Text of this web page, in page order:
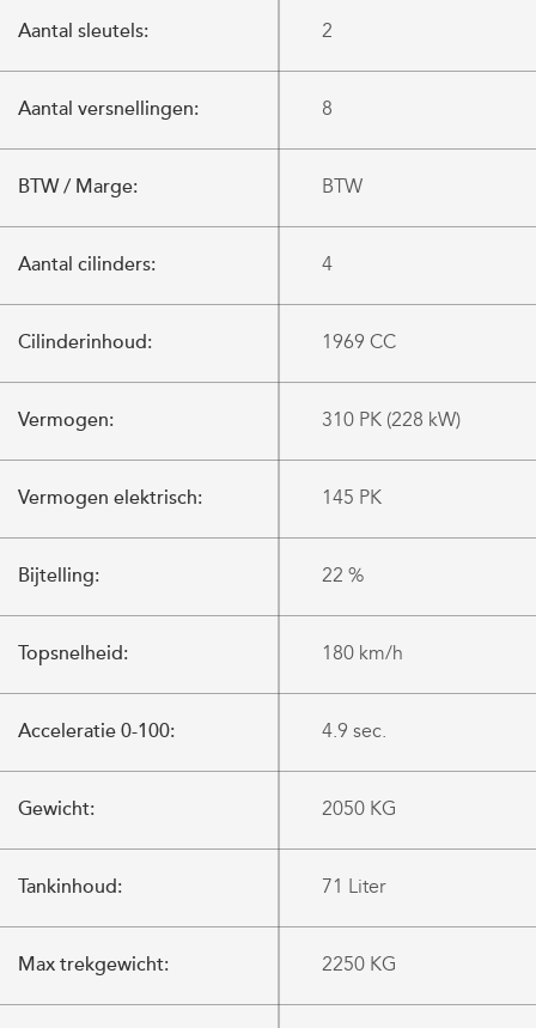
Aantal sleutels: 2
Aantal versnellingen: 8
BTW / Marge: BTW
Aantal cilinders: 4
Cilinderinhoud: 1969 CC
Vermogen: 310 PK (228 kW)
Vermogen elektrisch: 145 PK
Bijtelling: 22 %
Topsnelheid: 180 km/h
Acceleratie 0-100: 4.9 sec.
Gewicht: 2050 KG
Tankinhoud: 71 Liter
Max trekgewicht: 2250 KG